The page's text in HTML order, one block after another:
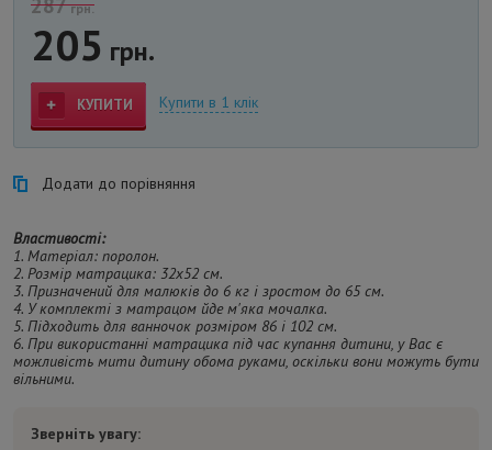
грн.
205 грн.
КУПИТИ Купити в 1 клік
Додати до порівняння
Властивості:
1. Матеріал: поролон.
2. Розмір матрацика: 32х52 см.
3. Призначений для малюків до 6 кг і зростом до 65 см.
4. У комплекті з матрацом йде м'яка мочалка.
5. Підходить для ванночок розміром 86 і 102 см.
6. При використанні матрацика під час купання дитини, у Вас є
можливість мити дитину обома руками, оскільки вони можуть бути
вільними.
Зверніть увагу: